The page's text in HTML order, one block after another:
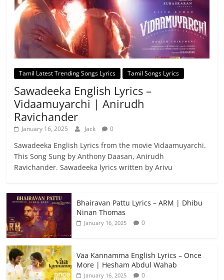
Tamil Latest Trending Songs Lyrics Tamil Songs Lyrics
Sawadeeka English Lyrics –
Vidaamuyarchi | Anirudh
Ravichander
January 16, 2025 Jack 0
Sawadeeka English Lyrics from the movie Vidaamuyarchi.
This Song Sung by Anthony Daasan, Anirudh
Ravichander. Sawadeeka lyrics written by Arivu
Bhairavan Pattu Lyrics – ARM | Dhibu
Ninan Thomas
January 16, 2025 0
Vaa Kannamma English Lyrics – Once
More | Hesham Abdul Wahab
January 16, 2025 0